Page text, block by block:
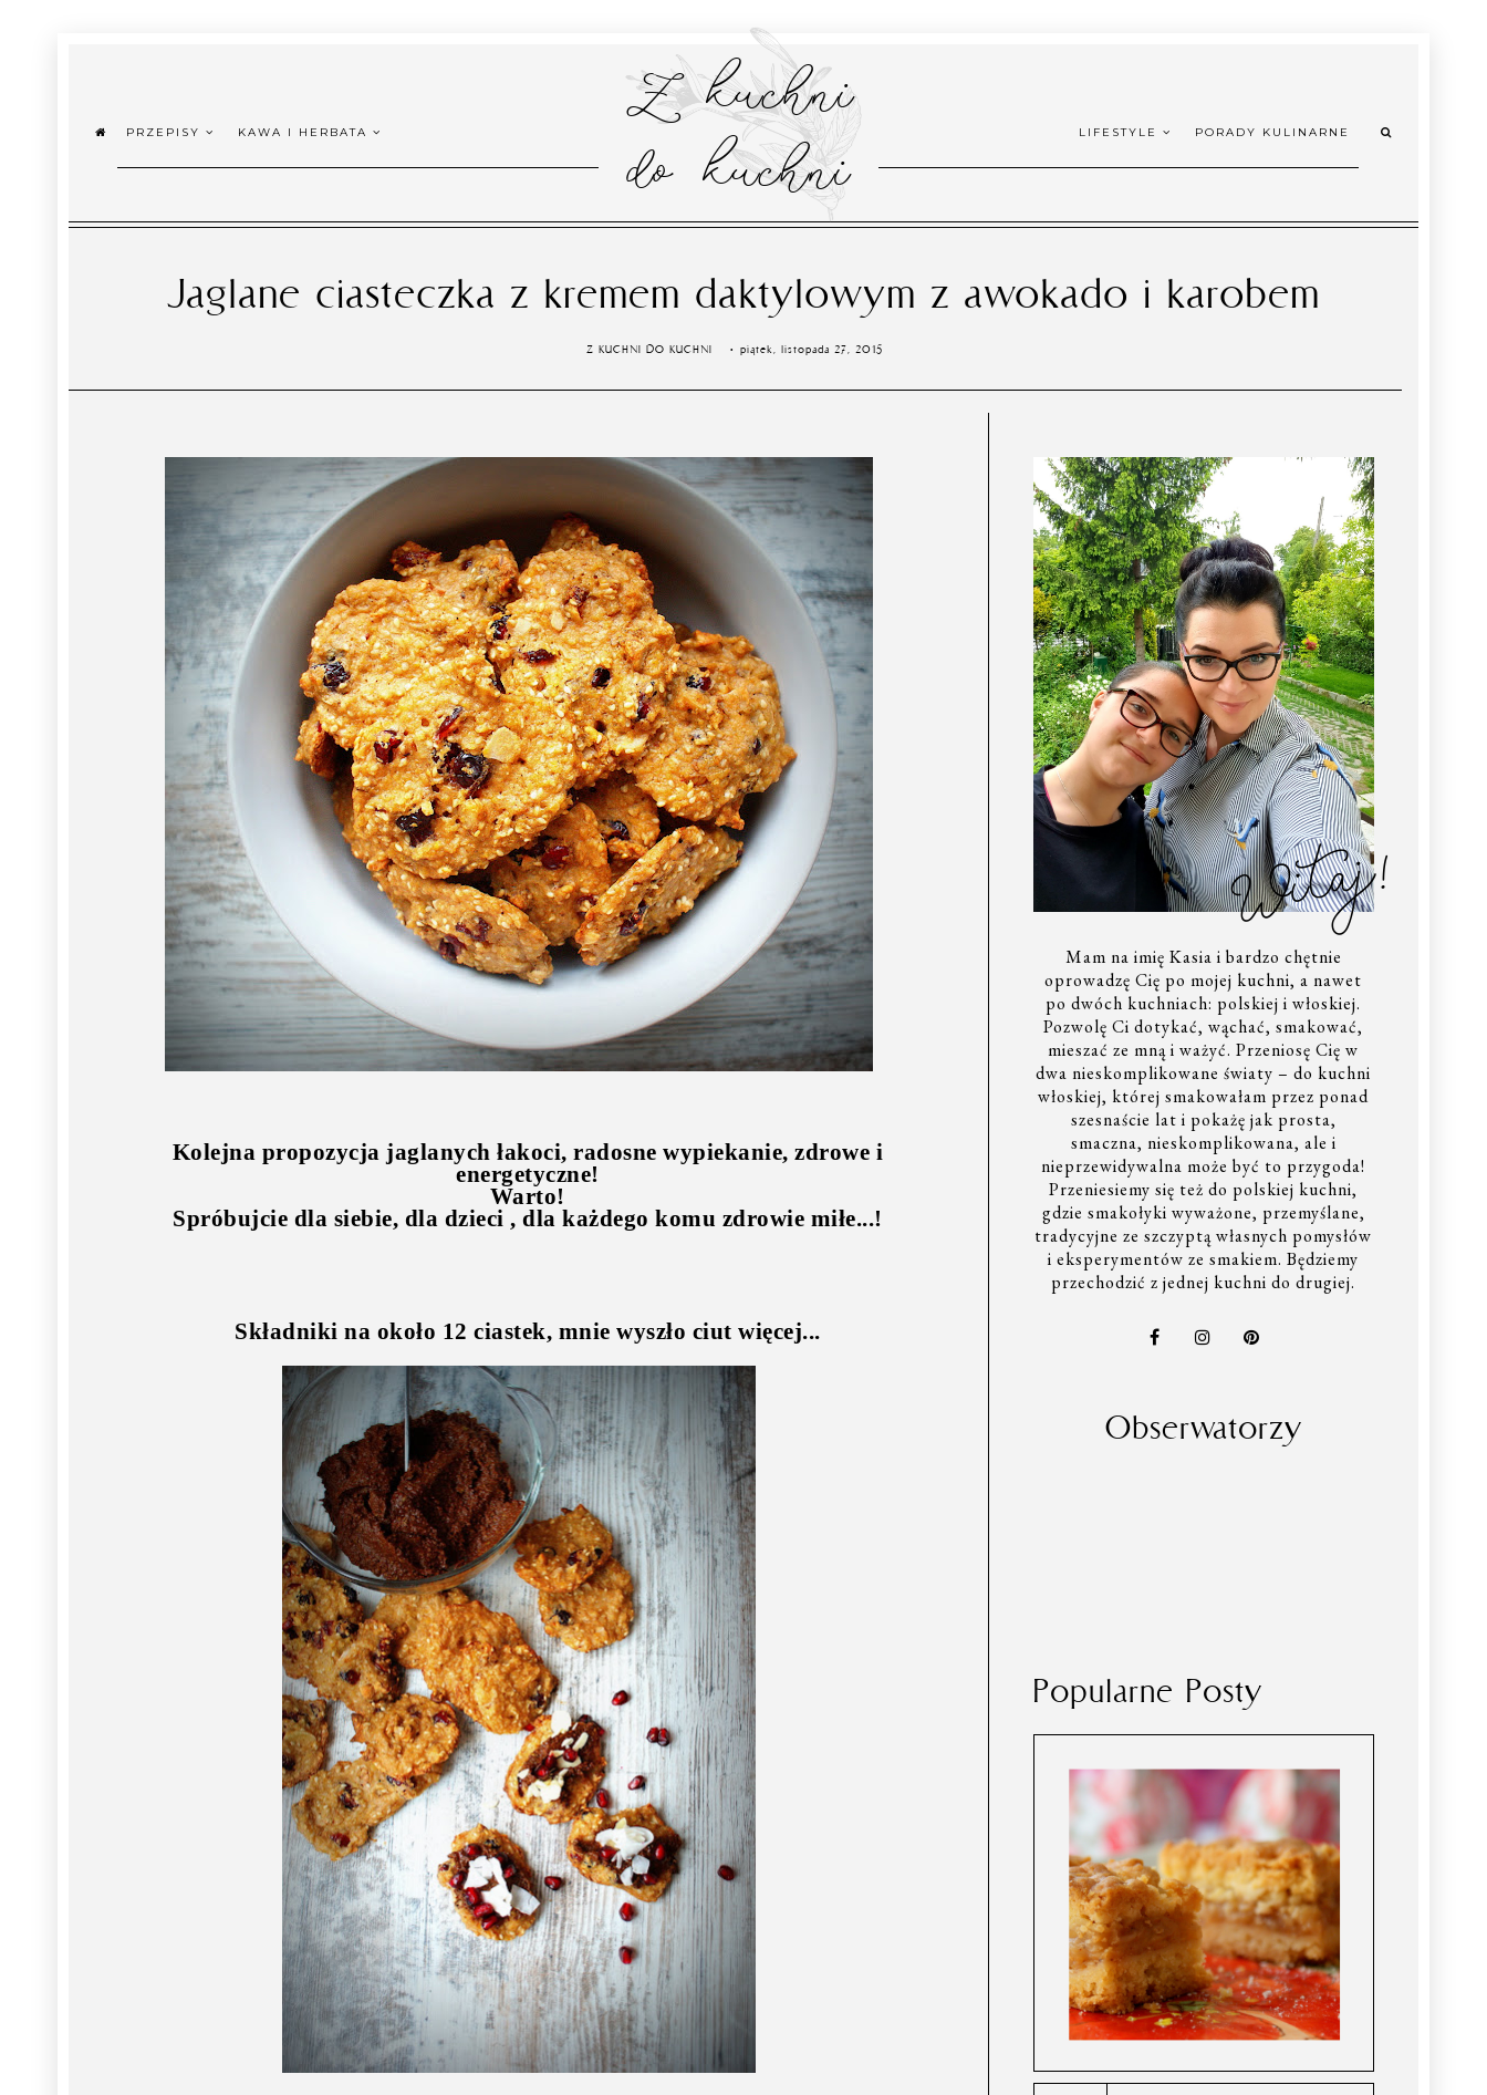
PRZEPISY KAWA I HERBATA
Z kuchni
do kuchni
LIFESTYLE PORADY KULINARNE
Jaglane ciasteczka z kremem daktylowym z awokado i karobem
Z KUCHNI DO KUCHNI piątek, listopada 27, 2015
Kolejna propozycja jaglanych łakoci, radosne wypiekanie, zdrowe i
energetyczne!
Warto!
Spróbujcie dla siebie, dla dzieci , dla każdego komu zdrowie miłe...!
Składniki na około 12 ciastek, mnie wyszło ciut więcej...
Witaj!
Mam na imię Kasia i bardzo chętnie
oprowadzę Cię po mojej kuchni, a nawet
po dwóch kuchniach: polskiej i włoskiej.
Pozwolę Ci dotykać, wąchać, smakować,
mieszać ze mną i ważyć. Przeniosę Cię w
dwa nieskomplikowane światy – do kuchni
włoskiej, której smakowałam przez ponad
szesnaście lat i pokażę jak prosta,
smaczna, nieskomplikowana, ale i
nieprzewidywalna może być to przygoda!
Przeniesiemy się też do polskiej kuchni,
gdzie smakołyki wyważone, przemyślane,
tradycyjne ze szczyptą własnych pomysłów
i eksperymentów ze smakiem. Będziemy
przechodzić z jednej kuchni do drugiej.
Obserwatorzy
Popularne Posty